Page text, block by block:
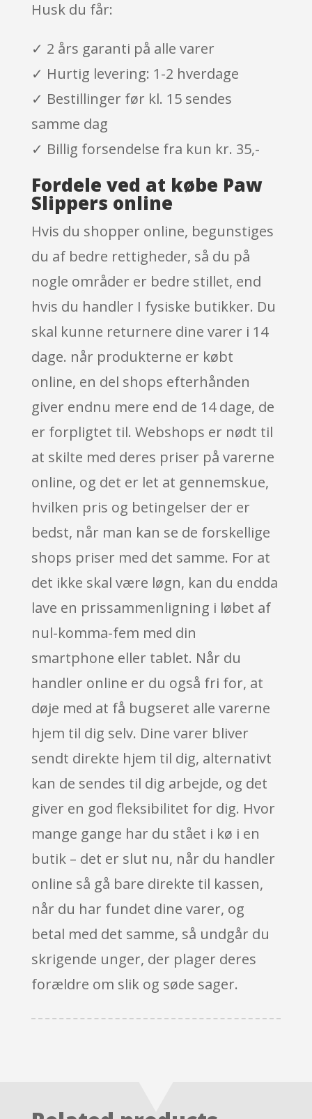
Husk du får:
✓ 2 års garanti på alle varer
✓ Hurtig levering: 1-2 hverdage
✓ Bestillinger før kl. 15 sendes
samme dag
✓ Billig forsendelse fra kun kr. 35,-
Fordele ved at købe Paw
Slippers online
Hvis du shopper online, begunstiges
du af bedre rettigheder, så du på
nogle områder er bedre stillet, end
hvis du handler I fysiske butikker. Du
skal kunne returnere dine varer i 14
dage. når produkterne er købt
online, en del shops efterhånden
giver endnu mere end de 14 dage, de
er forpligtet til. Webshops er nødt til
at skilte med deres priser på varerne
online, og det er let at gennemskue,
hvilken pris og betingelser der er
bedst, når man kan se de forskellige
shops priser med det samme. For at
det ikke skal være løgn, kan du endda
lave en prissammenligning i løbet af
nul-komma-fem med din
smartphone eller tablet. Når du
handler online er du også fri for, at
døje med at få bugseret alle varerne
hjem til dig selv. Dine varer bliver
sendt direkte hjem til dig, alternativt
kan de sendes til dig arbejde, og det
giver en god fleksibilitet for dig. Hvor
mange gange har du stået i kø i en
butik – det er slut nu, når du handler
online så gå bare direkte til kassen,
når du har fundet dine varer, og
betal med det samme, så undgår du
skrigende unger, der plager deres
forældre om slik og søde sager.